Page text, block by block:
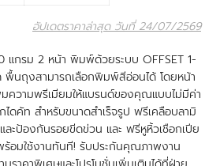
อัปเดตราคาล่าสุด วันที่ 24/07/2569
แกรม 2 หน้า พิมพ์ด้วยระบบ OFFSET 1-
นถุงสามารถเลือกพิมพ์สีอ่อนได้ โดยหน้า
ความพรีเมียมให้แบรนด์ของคุณแบบไม่มีค่า
ดคัท สำหรับขนาดสำเร็จรูป ฟรีเคลือบลามิ
ละป้องกันรอยขีดข่วน และ ฟรีหูหิ้วเชือกเปีย
อมใช้งานทันที! รับประกันคุณภาพงาน